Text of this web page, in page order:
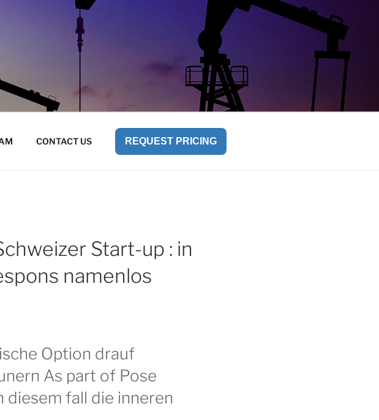
CONTACT US REQUEST PRICING
Start-up : in
namenlos
Option drauf
As part of Pose
diesem fall die inneren